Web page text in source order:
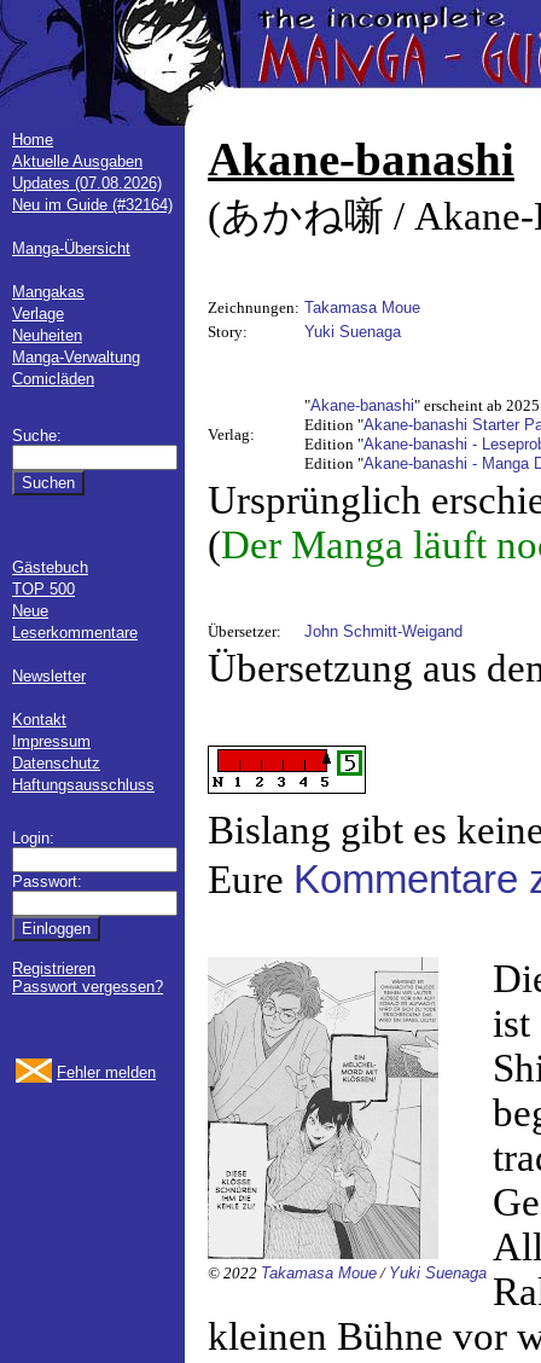
Home
Aktuelle Ausgaben
Updates (07.08.2026)
Neu im Guide (#32164)
Manga-Übersicht
Mangakas
Verlage
Neuheiten
Manga-Verwaltung
Comicläden
Suche:
Gästebuch
TOP 500
Neue
Leserkommentare
Newsletter
Kontakt
Impressum
Datenschutz
Haftungsausschluss
Login:
Passwort:
Registrieren
Passwort vergessen?
Fehler melden
Akane-banashi
(あかね噺 / Akane-
Zeichnungen: Takamasa Moue
Story:
Yuki Suenaga
Verlag:
"Akane-banashi" erscheint ab
Edition "Akane-banashi Starter
Edition "Akane-banashi -
Edition "Akane-banashi - Manga
Ursprünglich
(Der Manga läuft
Übersetzer: John Schmitt-Weigand
Übersetzung aus
Bislang gibt es
Eure Kommentare
© 2022 Takamasa Moue/ Yuki Suenaga
ist
kleinen Bühne vor